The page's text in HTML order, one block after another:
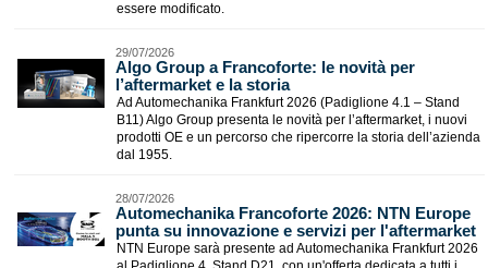
essere modificato.
29/07/2026
Algo Group a Francoforte: le novità per
l’aftermarket e la storia
Ad Automechanika Frankfurt 2026 (Padiglione 4.1 – Stand
B11) Algo Group presenta le novità per l’aftermarket, i nuovi
prodotti OE e un percorso che ripercorre la storia dell’azienda
dal 1955.
28/07/2026
Automechanika Francoforte 2026: NTN Europe
punta su innovazione e servizi per l'aftermarket
NTN Europe sarà presente ad Automechanika Frankfurt 2026